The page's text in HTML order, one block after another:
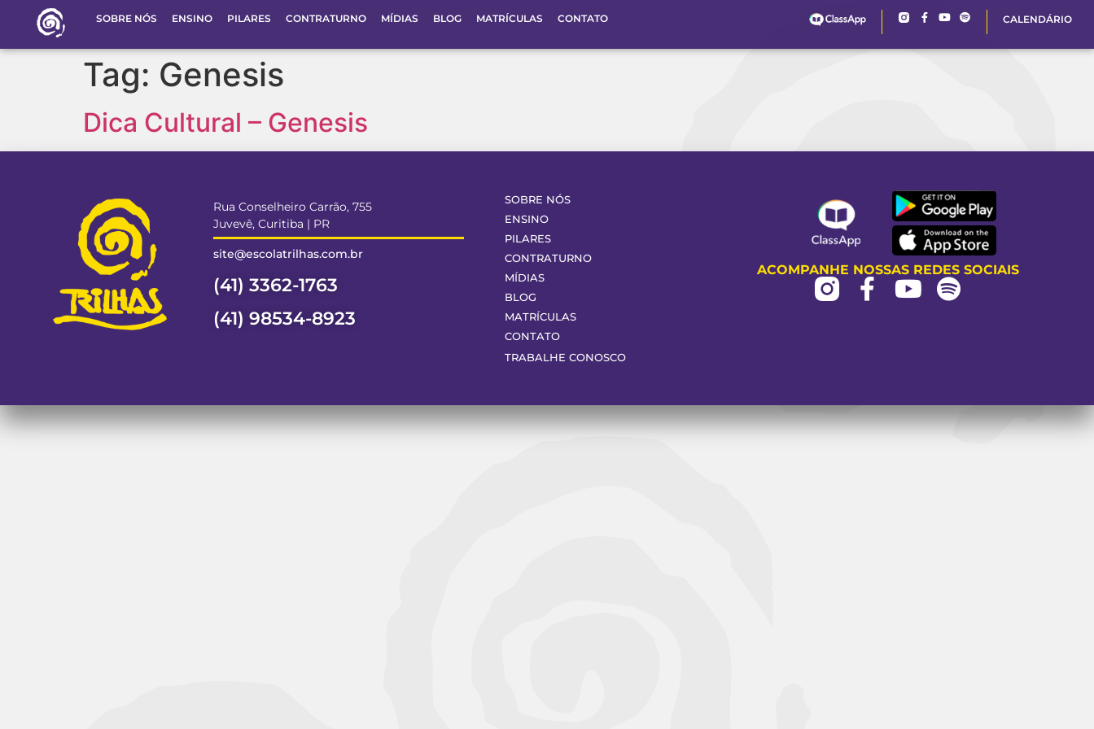
SOBRE NÓS ENSINO PILARES CONTRATURNO MÍDIAS BLOG MATRÍCULAS CONTATO CALENDÁRIO
Tag: Genesis
Dica Cultural – Genesis
Rua Conselheiro Carrão, 755
Juvevê, Curitiba | PR
site@escolatrilhas.com.br
(41) 3362-1763
(41) 98534-8923
SOBRE NÓS
ENSINO
PILARES
CONTRATURNO
MÍDIAS
BLOG
MATRÍCULAS
CONTATO
TRABALHE CONOSCO
ACOMPANHE NOSSAS REDES SOCIAIS